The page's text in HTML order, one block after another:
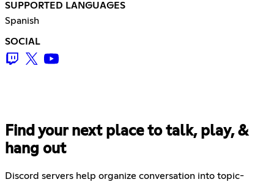
SUPPORTED LANGUAGES
Spanish
SOCIAL
Find your next place to talk, play, &
hang out
Discord servers help organize conversation into topic-